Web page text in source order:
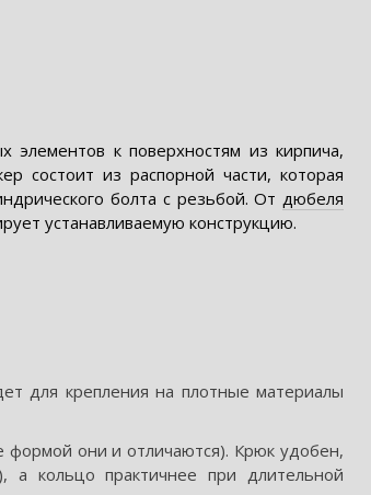
к поверхностям из кирпича,
состоит из распорной части, которая
болта с резьбой. От дюбеля
устанавливаемую конструкцию.
для крепления на плотные материалы
формой они и отличаются). Крюк удобен,
а кольцо практичнее при длительной